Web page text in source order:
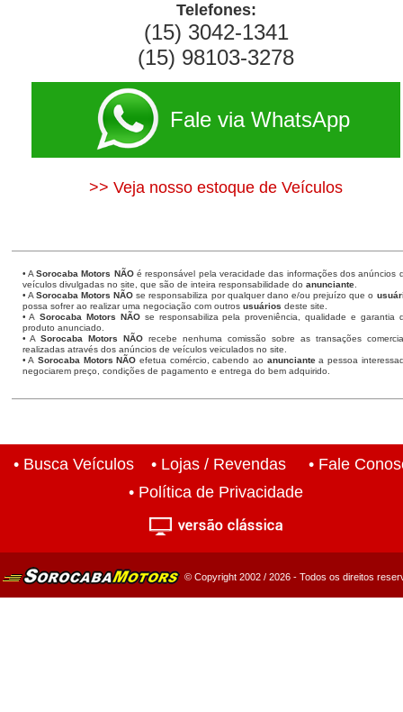
Telefones:
(15) 3042-1341
(15) 98103-3278
Fale via WhatsApp
>> Veja nosso estoque de Veículos
• ASorocaba Motors NÃOé responsável pela veracidade das informações dos anúncios
veículos divulgadas no site, que são de inteira responsabilidade do anunciante.
• A Sorocaba Motors NÃO se responsabiliza por qualquer dano e/ou prejuízo que o
possa sofrer ao realizar uma negociação com outros usuários deste site.
• A Sorocaba Motors NÃOse responsabiliza pela proveniência, qualidade e garantia
produto anunciado.
• ASorocaba Motors NÃO recebe nenhuma comissão sobre as transações
realizadas através dos anúncios de veículos veiculados no site.
• A Sorocaba Motors NÃO efetua comércio, cabendo ao anunciantea pessoa
negociarem preço, condições de pagamento e entrega do bem adquirido.